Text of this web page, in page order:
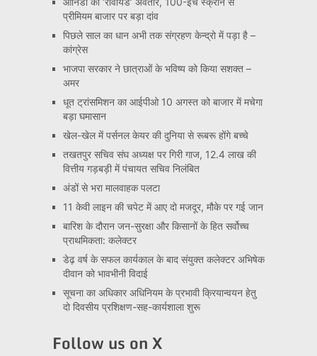
प्रीमियम बाजार पर बड़ा दांव
पिछले साल का धान अभी तक संग्रहण केन्द्रो में पड़ा है –
कांग्रेस
भाजपा सरकार ने छात्राओं के भविष्य को किया सशक्त –
अमर
धूत ट्रांसमिशन का आईपीओ 10 अगस्त को बाजार में मचेगा
बड़ा घमासान
खेल-खेल में पर्सनल केयर की दुनिया से रूबरू होंगे बच्चे
तखतपुर सचिव संघ अध्यक्ष पर गिरी गाज, 12.4 लाख की
वित्तीय गड़बड़ी में पंचायत सचिव निलंबित
अंडों से भरा मालवाहक पलटा
11 केवी लाइन की चपेट में आए दो मजदूर, मौके पर गई जान
बारिश के दौरान जन-सुरक्षा और किसानों के हित सर्वोच्च
प्राथमिकता: कलेक्टर
डेढ़ वर्ष के सफल कार्यकाल के बाद संयुक्त कलेक्टर अभिषेक
दीवान को भावभीनी विदाई
सूचना का अधिकार अधिनियम के प्रभावी क्रियान्वयन हेतु
दो दिवसीय प्रशिक्षण-सह-कार्यशाला शुरू
Follow us on X